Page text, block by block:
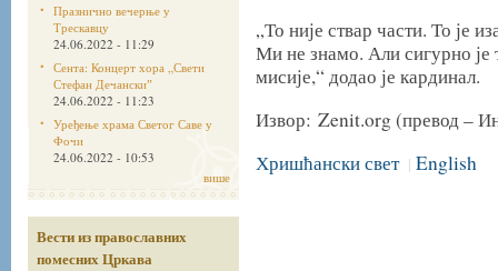
Празнично вечерње у
Трескавцу
24.06.2022 - 11:29
Сента: Концерт хора „Свети
Стефан Дечанскиˮ
24.06.2022 - 11:23
Уређење храма Светог Саве у
Фочи
24.06.2022 - 10:53
више
Вести из православних
помесних Цркава
„То није ствар части. То је
Ми не знамо. Али сигурно је
мисије,“ додао је кардинал.
Извор: Zenit.org (превод –
Хришћански свет | English